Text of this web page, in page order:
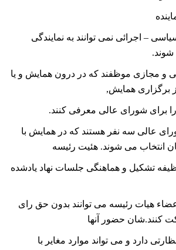
– اجرائی نمی توانند به نمایندگی
شوند.
و مجازی موظفند که در درون همایش و یا
برگزاری همايش,
برای شورای عالی معرفی کنند.
عالی سه نفر هستند که در همایش با
انتخاب می شوند. هئیت رئیسه
تشکیل و هماهنگی جلسات نهاد یادشده
هیات رئیسه می توانند بدون حق رای
کنند.‌شان حضور آنها
و می تواند موارد مغایر با